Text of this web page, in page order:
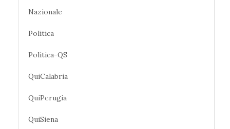
Nazionale
Politica
Politica-QS
QuiCalabria
QuiPerugia
QuiSiena